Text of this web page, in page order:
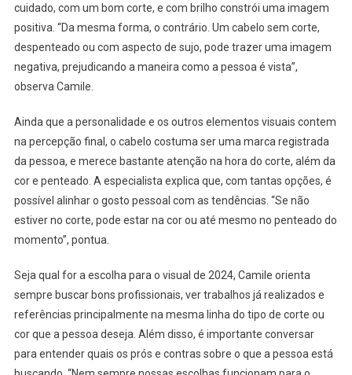
cuidado, com um bom corte, e com brilho constrói uma imagem
positiva. “Da mesma forma, o contrário. Um cabelo sem corte,
despenteado ou com aspecto de sujo, pode trazer uma imagem
negativa, prejudicando a maneira como a pessoa é vista”,
observa Camile.
Ainda que a personalidade e os outros elementos visuais contem
na percepção final, o cabelo costuma ser uma marca registrada
da pessoa, e merece bastante atenção na hora do corte, além da
cor e penteado. A especialista explica que, com tantas opções, é
possível alinhar o gosto pessoal com as tendências. “Se não
estiver no corte, pode estar na cor ou até mesmo no penteado do
momento”, pontua.
Seja qual for a escolha para o visual de 2024, Camile orienta
sempre buscar bons profissionais, ver trabalhos já realizados e
referências principalmente na mesma linha do tipo de corte ou
cor que a pessoa deseja. Além disso, é importante conversar
para entender quais os prós e contras sobre o que a pessoa está